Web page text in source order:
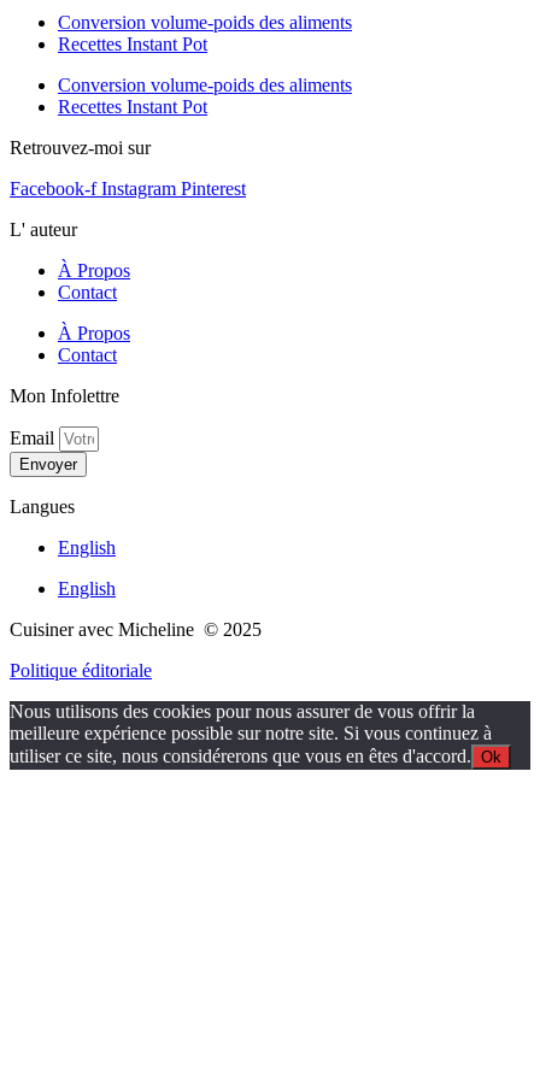
Conversion volume-poids des aliments
Recettes Instant Pot
Conversion volume-poids des aliments
Recettes Instant Pot
Retrouvez-moi sur
Facebook-f Instagram Pinterest
L' auteur
À Propos
Contact
À Propos
Contact
Mon Infolettre
Email
Envoyer
Langues
English
English
Cuisiner avec Micheline © 2025
Politique éditoriale
Nous utilisons des cookies pour nous assurer de vous offrir la
meilleure expérience possible sur notre site. Si vous continuez à
utiliser ce site, nous considérerons que vous en êtes d'accord. Ok